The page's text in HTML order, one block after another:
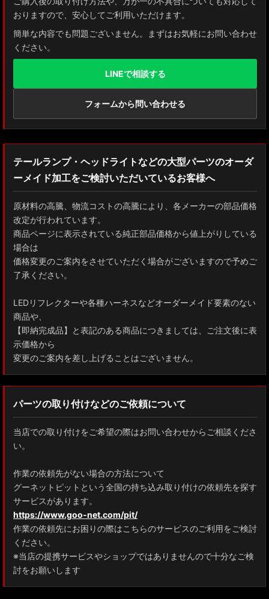
おりますので、安心してご利用いただけます。
簡単な内容でも問題ございません。まずはお気軽にお問い合わせ
ください。
LINEで相談する
フォームから問い合わせる
テールランプ・ヘッドライトなどの大型パーツのオーダ
ーメイド加工をご検討いただいているお客様へ
原材料の高騰、物流コストの高騰により、各メーカーの部品価格
改定が行われています。
商品ページに表示されている純正部品価格から値上がりしている
場合は
価格変更のご案内をさせていただく場合がございますので予めご
了承ください。
LEDリフレクターや各種ハーネスなどオーダーメイド要素のない
商品や、
【即納完成品】と表記のある商品につきましては、ご注文後に表
示価格から
変更のご案内を差し上げることはございません。
パーツの取り付けなどのご依頼について
当店での取り付けをご希望の際はお問い合わせからご相談くださ
い。
作業の依頼先がない場合の方法について
グーネットピットという全国の持ち込み取り付けの依頼先を探す
サービスがあります。
https://www.goo-net.com/pit/
作業の依頼先にお困りの際はこちらのサービスのご利用をご検討
ください。
※当店の提携サービスやショップではありませんので十分なご検
討をお願いします